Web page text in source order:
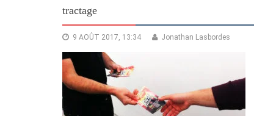
tractage
9 AOÛT 2017, 13:34 Jonathan Lasbordes